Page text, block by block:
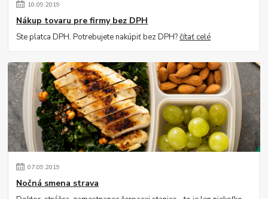
10.09.2019
Nákup tovaru pre firmy bez DPH
Ste platca DPH. Potrebujete nakúpiť bez DPH?čítať celé
07.09.2019
Nočná smena strava